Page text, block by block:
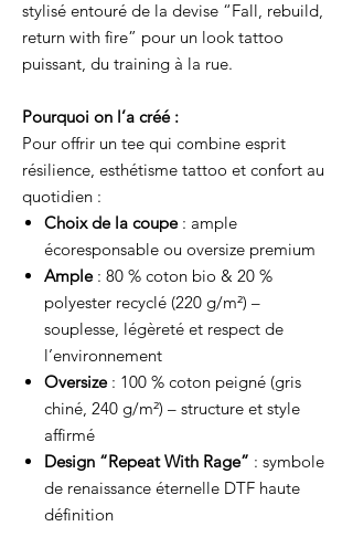
stylisé entouré de la devise “Fall, rebuild,
return with fire” pour un look tattoo
puissant, du training à la rue.
Pourquoi on l’a créé :
Pour offrir un tee qui combine esprit
résilience, esthétisme tattoo et confort au
quotidien :
Choix de la coupe: ample
écoresponsable ou oversize premium
Ample: 80 % coton bio & 20 %
polyester recyclé (220 g/m²) –
souplesse, légèreté et respect de
l’environnement
Oversize: 100 % coton peigné (gris
chiné, 240 g/m²) – structure et style
affirmé
Design “Repeat With Rage” : symbole
de renaissance éternelle DTF haute
définition